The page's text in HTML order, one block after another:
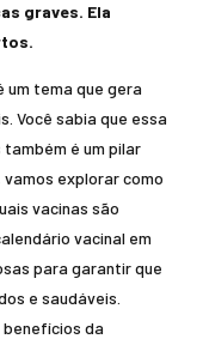
graves. Ela
um tema que gera
Você sabia que essa
é um pilar
explorar como
vacinas são
vacinal em
para garantir que
e saudáveis.
da